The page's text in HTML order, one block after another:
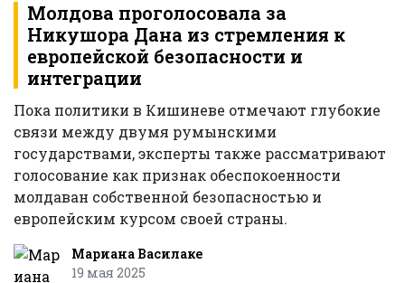
Молдова проголосовала за
Никушора Дана из стремления к
европейской безопасности и
интеграции
Пока политики в Кишиневе отмечают глубокие
связи между двумя румынскими
государствами, эксперты также рассматривают
голосование как признак обеспокоенности
молдаван собственной безопасностью и
европейским курсом своей страны.
Мариана Василаке
19 мая 2025